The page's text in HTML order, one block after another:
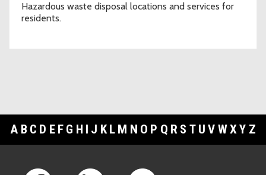
Hazardous waste disposal locations and services for
residents.
A B C D E F G H I J K L M N O P Q R S T U V WXY Z